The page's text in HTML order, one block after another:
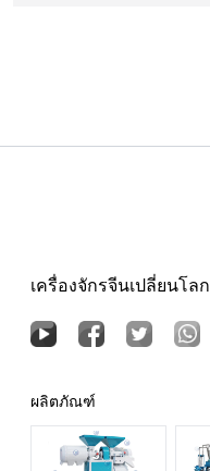
เครื่องจักรจีนเปลี่ยนโลก
ผลิตภัณฑ์